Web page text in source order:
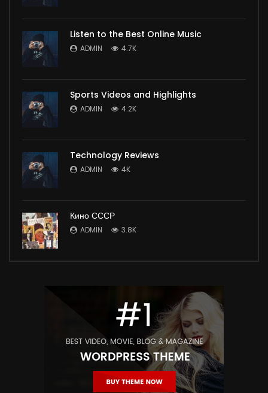
Listen to the Best Online Music
ADMIN 4.7K
Sports Videos and Highlights
ADMIN 4.2K
Technology Reviews
ADMIN 4K
Кино СССР
ADMIN 3.8K